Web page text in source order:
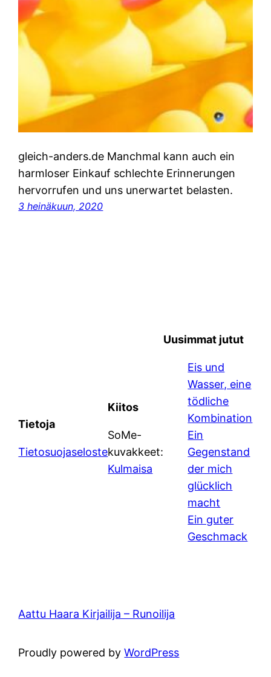
gleich-anders.de Manchmal kann auch ein
harmloser Einkauf schlechte Erinnerungen
hervorrufen und uns unerwartet belasten.
3 heinäkuun, 2020
Tietoja
Tietosuojaseloste
Kiitos
SoMe-
kuvakkeet:
Kulmaisa
Uusimmat jutut
Eis und
Wasser, eine
tödliche
Kombination
Ein
Gegenstand
der mich
glücklich
macht
Ein guter
Geschmack
Aattu Haara Kirjailija – Runoilija
Proudly powered byWordPress